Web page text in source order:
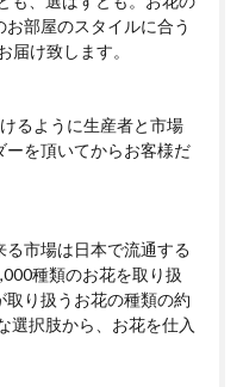
部屋のスタイルに合う
届け致します。
るように生産者と市場
を頂いてからお客様だ
市場は日本で流通する
種類のお花を取り扱
取り扱うお花の種類の約
選択肢から、お花を仕入